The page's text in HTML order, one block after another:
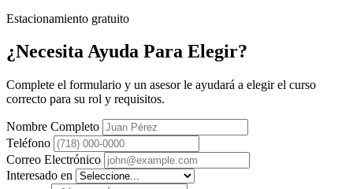
Estacionamiento gratuito
¿Necesita Ayuda Para Elegir?
Complete el formulario y un asesor le ayudará a elegir el curso
correcto para su rol y requisitos.
Nombre Completo
Teléfono
Correo Electrónico
Interesado en